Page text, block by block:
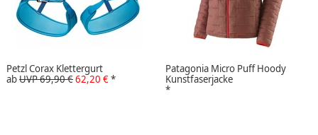
Petzl Corax Klettergurt
abUVP 69,90 €62,20 €*
Patagonia Micro Puff Hoody
Kunstfaserjacke
*